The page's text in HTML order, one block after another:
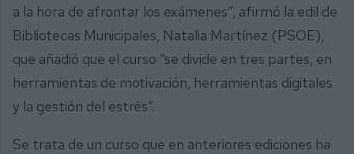
a la hora de afrontar los exámenes”, afirmó la edil de
Bibliotecas Municipales, Natalia Martínez (PSOE),
que añadió que el curso “se divide en tres partes, en
herramientas de motivación, herramientas digitales
y la gestión del estrés”.
Se trata de un curso que en anteriores ediciones ha